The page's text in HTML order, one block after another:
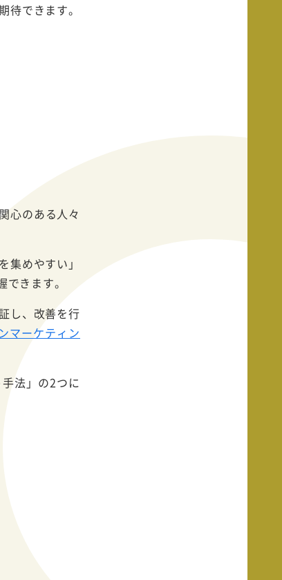
できます。
心のある人々
めやすい」
きます。
し、改善を行
マーケティン
法」の2つに